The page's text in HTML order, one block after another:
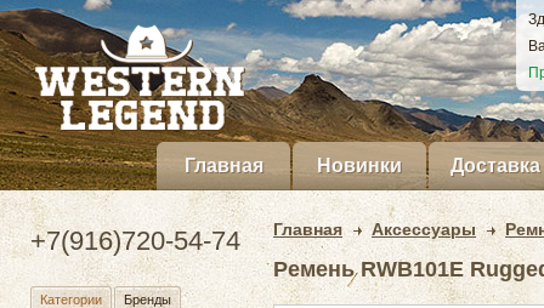
Главная Новинки Доставка
+7(916)720-54-74
Категории Бренды
Главная Аксессуары
Ремень RWB101E